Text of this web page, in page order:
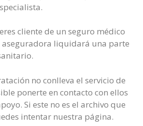
cliente de un seguro médico
aseguradora liquidará una parte
no conlleva el servicio de
ponerte en contacto con ellos
Si este no es el archivo que
intentar nuestra página.